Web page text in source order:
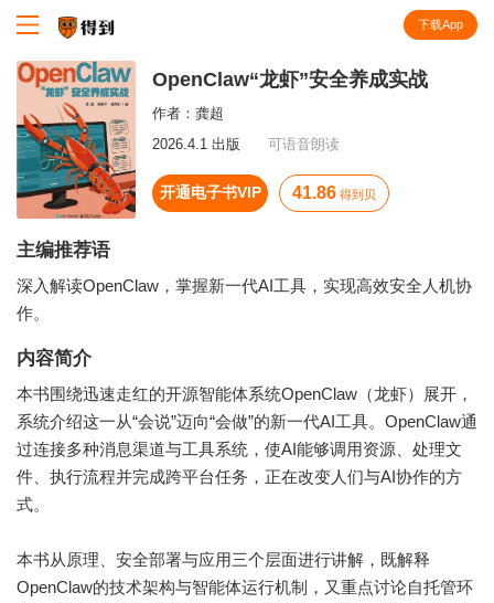
下载App
OpenClaw“龙虾”安全养成实战
作者： 龚超
2026.4.1 出版
可语音朗读
开通电子书VIP 41.86 得到贝
主编推荐语
深入解读OpenClaw，掌握新一代AI工具，实现高效安全人机协
作。
内容简介
本书围绕迅速走红的开源智能体系统OpenClaw（龙虾）展开，
系统介绍这一从“会说”迈向“会做”的新一代AI工具。OpenClaw通
过连接多种消息渠道与工具系统，使AI能够调用资源、处理文
件、执行流程并完成跨平台任务，正在改变人们与AI协作的方
式。
本书从原理、安全部署与应用三个层面进行讲解，既解释
OpenClaw的技术架构与智能体运行机制，又重点讨论自托管环